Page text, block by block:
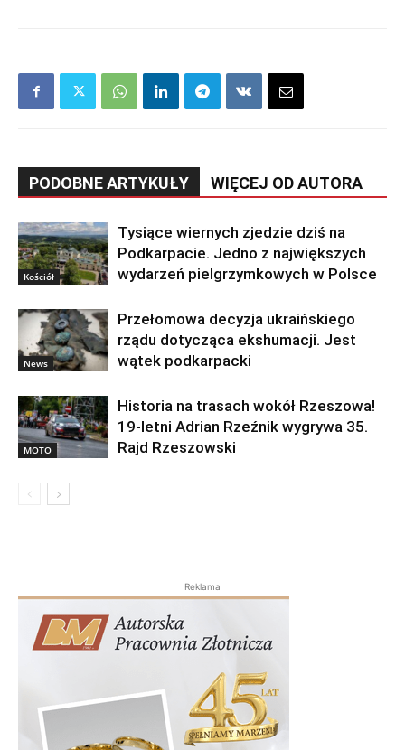
PODOBNE ARTYKUŁY WIĘCEJ OD AUTORA
Kościół
Tysiące wiernych zjedzie dziś na
Podkarpacie. Jedno z największych
wydarzeń pielgrzymkowych w Polsce
News
Przełomowa decyzja ukraińskiego
rządu dotycząca ekshumacji. Jest
wątek podkarpacki
MOTO
Historia na trasach wokół Rzeszowa!
19-letni Adrian Rzeźnik wygrywa 35.
Rajd Rzeszowski
Reklama